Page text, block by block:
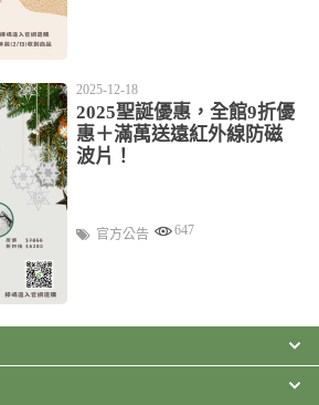
2025-12-18
2025聖誕優惠，全館9折優
惠＋滿萬送遠紅外線防磁
波片！
官方公告 647